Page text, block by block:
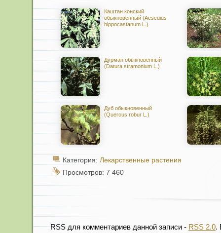
Каштан конский
обыкновенный (Aescuius
hippocastanum L.)
Дурман обыкновенный
(Datura stramonium L.)
Дуб обыкновенный
(Quercus robur L.)
Категория: Лекарственные растения
Просмотров: 7 460
RSS для комментариев данной записи - RSS 2.0.